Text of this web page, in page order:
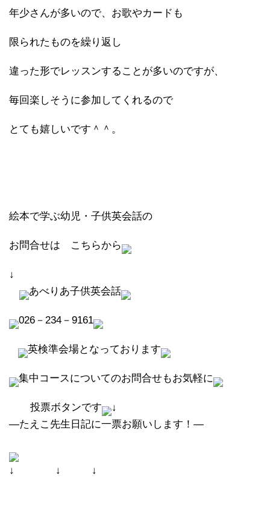
年少さんが多いので、お歌やカードも
限られたものを繰り返し
違った形でレッスンすることが多いのですが、
毎回楽しそうに参加してくれるので
とても嬉しいです＾＾。
絵本で学ぶ幼児・子供英会話の
お問合せは こちらから
↓
あべりあ子供英会話
026－234－9161
英検準会場となっております
集中コースについてのお問合せもお気軽に
投票ボタンです
↓
―たえこ先生日記に一票お願いします！―
↓ ↓ ↓